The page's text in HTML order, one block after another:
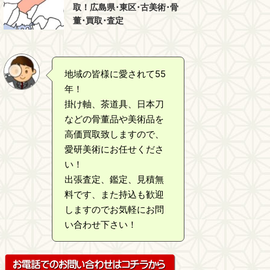
取！広島県･東区･古美術･骨
董･買取･査定
地域の皆様に愛されて55
年！
掛け軸、茶道具、日本刀
などの骨董品や美術品を
高価買取致しますので、
愛研美術にお任せくださ
い！
出張査定、鑑定、見積無
料です、また持込も歓迎
しますのでお気軽にお問
い合わせ下さい！